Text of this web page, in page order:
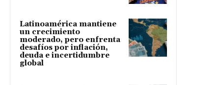
Latinoamérica mantiene
un crecimiento
moderado, pero enfrenta
desafíos por inflación,
deuda e incertidumbre
global